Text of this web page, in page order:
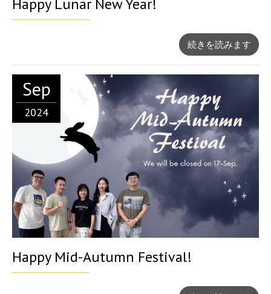
Happy Lunar New Year!
続きを読みます
Sep
2024
Happy Mid-Autumn Festival!